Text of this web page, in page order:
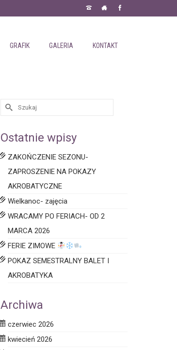
GRAFIK GALERIA KONTAKT
Ostatnie wpisy
ZAKOŃCZENIE SEZONU-
ZAPROSZENIE NA POKAZY
AKROBATYCZNE
Wielkanoc- zajęcia
WRACAMY PO FERIACH- OD 2
MARCA 2026
FERIE ZIMOWE
POKAZ SEMESTRALNY BALET I
AKROBATYKA
Archiwa
czerwiec 2026
kwiecień 2026